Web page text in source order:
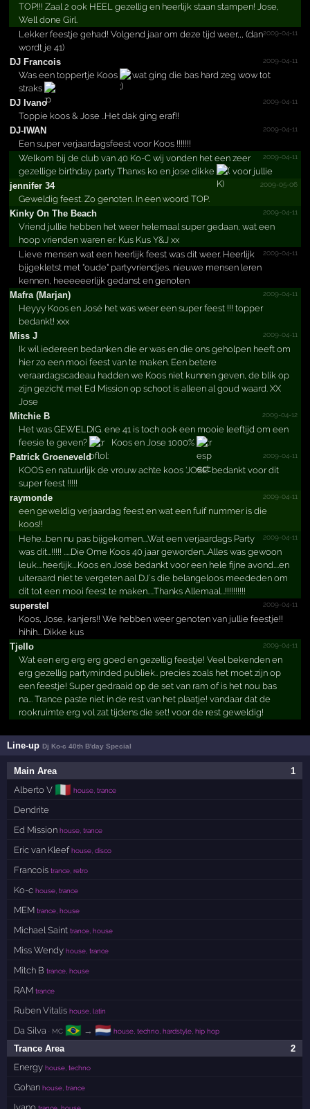
TOP!!! Zaal 2 ook HEEL gezellig en heerlijk staan stampen! Jose,
Well done Girl.
2009-04-11
Lekker feestje gehad! Volgend jaar om deze tijd weer,,, (dan
wordt je 41)
DJ Francois
2009-04-11
Was een toppertje Koos
wat ging die bas hard zeg wow tot
straks
DJ Ivano
2009-04-11
Toppie koos & Jose ..Het dak ging eraf!!
DJ-IWAN
2009-04-11
Een super verjaardagsfeest voor Koos !!!!!!!
2009-04-11
Welkom bij de club van 40 Ko-C wij vonden het een zeer
gezellige birthday party Thanxs ko en jose dikke
voor jullie
jennifer 34
2009-05-06
Geweldig feest. Zo genoten. In een woord TOP.
Kinky On The Beach
2009-04-11
Vriend jullie hebben het weer helemaal super gedaan, wat een
hoop vrienden waren er. Kus Kus Y&J xx
2009-04-11
Lieve mensen wat een heerlijk feest was dit weer. Heerlijk
bijgekletst met "oude" partyvriendjes, nieuwe mensen leren
kennen, heeeeeerlijk gedanst en genoten
Mafra (Marjan)
2009-04-11
Heyyy Koos en José het was weer een super feest !!! topper
bedankt! xxx
Miss J
2009-04-11
Ik wil iedereen bedanken die er was en die ons geholpen heeft om
hier zo een mooi feest van te maken. Een betere
veraardagscadeau hadden we Koos niet kunnen geven, de blik op
zijn gezicht met Ed Mission op schoot is alleen al goud waard. XX
Jose
Mitchie B
2009-04-12
Het was GEWELDIG. ene 41 is toch ook een mooie leeftijd om een
feesie te geven?
Koos en Jose 1000%
Patrick Groeneveld
2009-04-11
KOOS en natuurlijk de vrouw achte koos 'JOSE' bedankt voor dit
super feest !!!!!
raymonde
2009-04-11
een geweldig verjaardag feest en wat een fuif nummer is die
koos!!
2009-04-11
Hehe...ben nu pas bijgekomen....Wat een verjaardags Party
was dit...!!!!! .....Die Ome Koos 40 jaar geworden...Alles was gewoon
leuk....heerlijk....Koos en José bedankt voor een hele fijne avond....en
uiteraard niet te vergeten aal DJ`s die belangeloos meededen om
dit tot een mooi feest te maken.....Thanks Allemaal...!!!!!!!!!!
superstel
2009-04-11
Koos, Jose, kanjers!! We hebben weer genoten van jullie feestje!!
hihih... Dikke kus
Tjello
2009-04-11
Wat een erg erg erg goed en gezellig feestje! Veel bekenden en
erg gezellig partyminded publiek.. precies zoals het moet zijn op
een feestje! Super gedraaid op de set van ram of is het nou bas
na... Trance paste niet in de rest van het plaatje! vandaar dat de
rookruimte erg vol zat tijdens die set! voor de rest geweldig!
Line-upDj Ko-c 40th B'day Special
1
Main Area
Alberto V 🇮🇹 house, trance
Dendrite
Ed Mission house, trance
Eric van Kleef house, disco
Francois trance, retro
Ko-c house, trance
MEM trance, house
Michael Saint trance, house
Miss Wendy house, trance
Mitch B trance, house
RAM trance
Ruben Vitalis house, latin
Da Silva · MC 🇧🇷 → 🇳🇱 house, techno, hardstyle, hip hop
2
Trance Area
Energy house, techno
Gohan house, trance